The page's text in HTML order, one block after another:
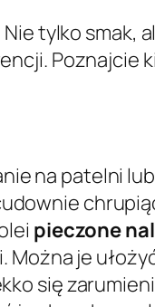
tylko smak,
Poznajcie
na patelni
pieczone
je
się